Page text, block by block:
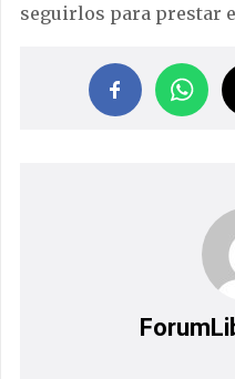
seguirlos para prestar